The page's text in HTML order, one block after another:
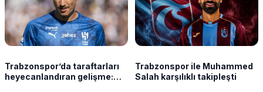
Trabzonspor’da taraftarları
heyecanlandıran gelişme:
Trabzonspor ile Muhammed
Salah karşılıklı takipleşti